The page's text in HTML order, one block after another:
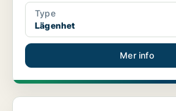
Type
Lägenhet
Mer info
Lägenhet i Flen